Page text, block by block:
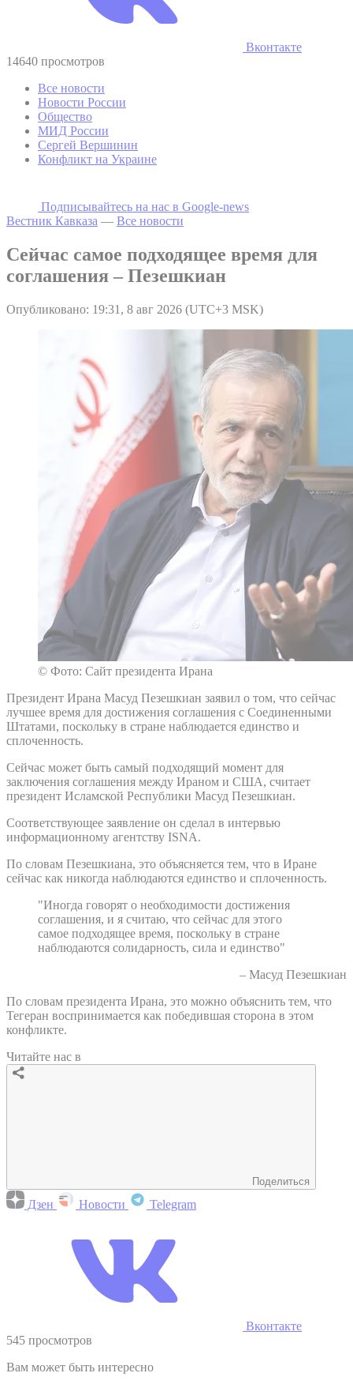
Вконтакте
14640 просмотров
Все новости
Новости России
Общество
МИД России
Сергей Вершинин
Конфликт на Украине
Подписывайтесь на наc в Google-news
Вестник Кавказа — Все новости
Сейчас самое подходящее время для
соглашения – Пезешкиан
Опубликовано: 19:31, 8 авг 2026 (UTC+3 MSK)
© Фото: Сайт президента Ирана
Президент Ирана Масуд Пезешкиан заявил о том, что сейчас
лучшее время для достижения соглашения с Соединенными
Штатами, поскольку в стране наблюдается единство и
сплоченность.
Сейчас может быть самый подходящий момент для
заключения соглашения между Ираном и США, считает
президент Исламской Республики Масуд Пезешкиан.
Соответствующее заявление он сделал в интервью
информационному агентству ISNA.
По словам Пезешкиана, это объясняется тем, что в Иране
сейчас как никогда наблюдаются единство и сплоченность.
"Иногда говорят о необходимости достижения
соглашения, и я считаю, что сейчас для этого
самое подходящее время, поскольку в стране
наблюдаются солидарность, сила и единство"
– Масуд Пезешкиан
По словам президента Ирана, это можно объяснить тем, что
Тегеран воспринимается как победившая сторона в этом
конфликте.
Читайте нас в
Поделиться
Дзен Новости Telegram
Вконтакте
545 просмотров
Вам может быть интересно